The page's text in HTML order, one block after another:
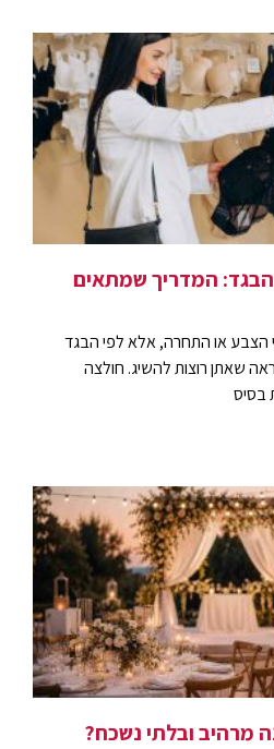
הבגד: המדריך שמתאים
הצבע או התחרה, אלא לפי הבגד
שאתן רוצות להשיג. חולצה
בסיס
מרהיב ובלתי נשכח?